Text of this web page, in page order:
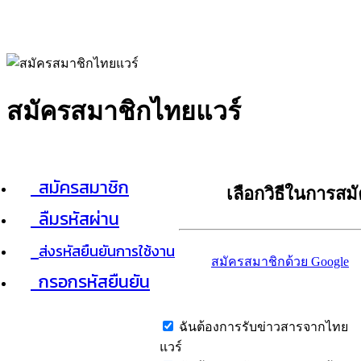
สมัครสมาชิกไทยแวร์
สมัครสมาชิก
ลืมรหัสผ่าน
ส่งรหัสยืนยันการใช้งาน
กรอกรหัสยืนยัน
เลือกวิธีในการส
สมัครสมาชิกด้วย Google
ฉันต้องการรับข่าวสารจากไทย
แวร์